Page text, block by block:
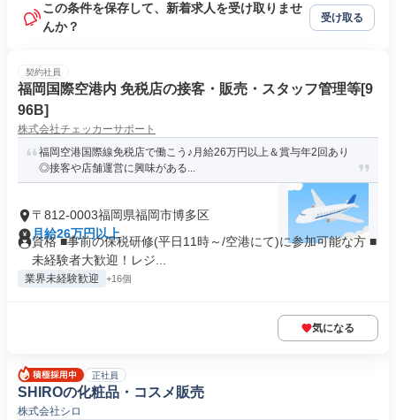
この条件を保存して、新着求人を受け取りませ
んか？
受け取る
契約社員
福岡国際空港内 免税店の接客・販売・スタッフ管理等[9
96B]
株式会社チェッカーサポート
福岡空港国際線免税店で働こう♪月給26万円以上＆賞与年2回あり
◎接客や店舗運営に興味がある...
〒812-0003福岡県福岡市博多区
月給26万円以上
資格 ■事前の保税研修(平日11時～/空港にて)に参加可能な方 ■
未経験者大歓迎！レジ...
業界未経験歓迎 +16個
気になる
正社員
SHIROの化粧品・コスメ販売
株式会社シロ